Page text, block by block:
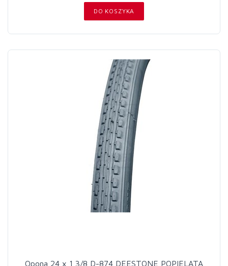
DO KOSZYKA
Opona 24 x 1 3/8 D-874 DEESTONE POPIELATA